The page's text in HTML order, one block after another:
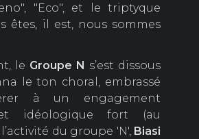
"Eco", et le triptyque
êtes, il est, nous sommes
le Groupe N s’est dissous
le ton choral, embrassé
à un engagement
idéologique fort (au
du groupe 'N', Biasi